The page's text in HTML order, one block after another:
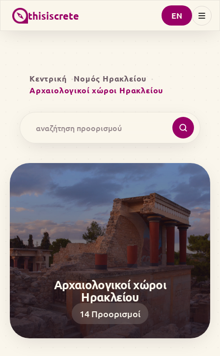
thisiscrete EN
Κεντρική
Νομός Ηρακλείου
Αρχαιολογικοί χώροι Ηρακλείου
Αρχαιολογικοί χώροι
Ηρακλείου
14 Προορισμοί